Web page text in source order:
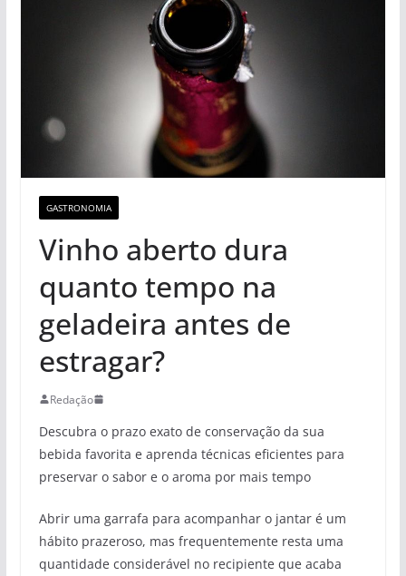
GASTRONOMIA
Vinho aberto dura
quanto tempo na
geladeira antes de
estragar?
Redação
Descubra o prazo exato de conservação da sua
bebida favorita e aprenda técnicas eficientes para
preservar o sabor e o aroma por mais tempo
Abrir uma garrafa para acompanhar o jantar é um
hábito prazeroso, mas frequentemente resta uma
quantidade considerável no recipiente que acaba